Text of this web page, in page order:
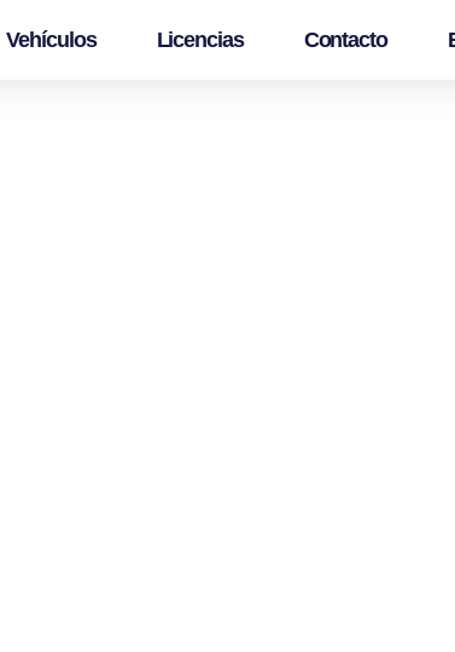
Vehículos Licencias Contacto